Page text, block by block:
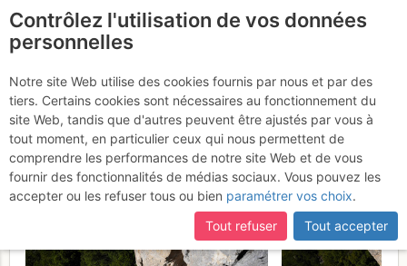
Quié de Sinsat -
Peppermint : Lisa
Samedi 8 avril
2017
Contrôlez l'utilisation de vos données
personnelles
Notre site Web utilise des cookies fournis par nous et par des
tiers. Certains cookies sont nécessaires au fonctionnement du
site Web, tandis que d'autres peuvent être ajustés par vous à
tout moment, en particulier ceux qui nous permettent de
comprendre les performances de notre site Web et de vous
fournir des fonctionnalités de médias sociaux. Vous pouvez les
accepter ou les refuser tous ou bien paramétrer vos choix.
Tout refuser
Tout accepter